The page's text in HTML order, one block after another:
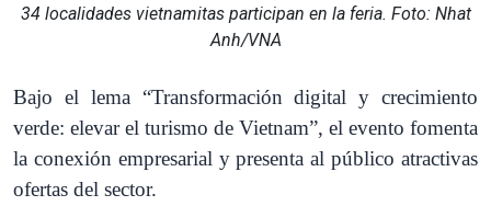
34 localidades vietnamitas participan en la feria. Foto: Nhat
Anh/VNA
Bajo el lema “Transformación digital y crecimiento
verde: elevar el turismo de Vietnam”, el evento fomenta
la conexión empresarial y presenta al público atractivas
ofertas del sector.